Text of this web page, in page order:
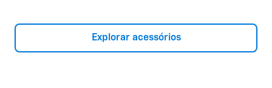
Explorar acessórios